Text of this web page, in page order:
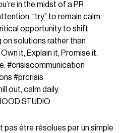
in the midst of a PR
“try” to remain calm
opportunity to shift
on solutions rather than
it, Explain it, Promise it.
#crisiscommunication
#prcrisis
out, calm daily
STUDIO
pas être résolues par un simple